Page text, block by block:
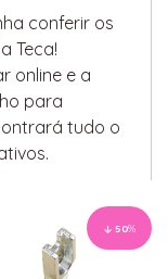
conferir os
Teca!
online e a
para
tudo o
50%